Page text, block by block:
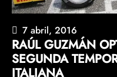
7 abril, 2016
RAÚL GUZMÁN
SEGUNDA
ITALIANA